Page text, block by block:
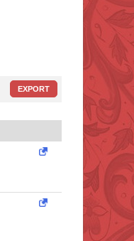
EXPORT